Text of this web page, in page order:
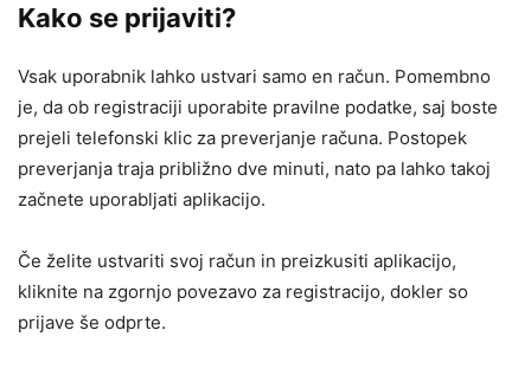
Kako se prijaviti?
Vsak uporabnik lahko ustvari samo en račun. Pomembno
je, da ob registraciji uporabite pravilne podatke, saj boste
prejeli telefonski klic za preverjanje računa. Postopek
preverjanja traja približno dve minuti, nato pa lahko takoj
začnete uporabljati aplikacijo.
Če želite ustvariti svoj račun in preizkusiti aplikacijo,
kliknite na zgornjo povezavo za registracijo, dokler so
prijave še odprte.